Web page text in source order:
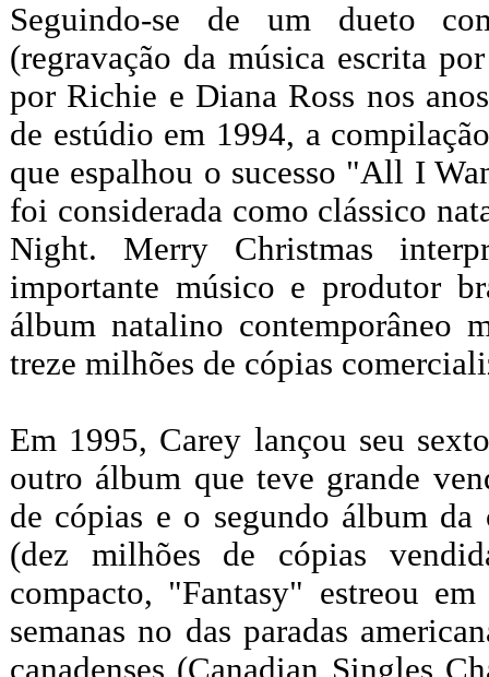
Seguindo-se de um dueto
(regravação da música escrita
por Richie e Diana Ross nos
de estúdio em 1994, a
que espalhou o sucesso "All I
foi considerada como clássico
Night. Merry Christmas
importante músico e produtor
álbum natalino contemporâneo
treze milhões de cópias
Em 1995, Carey lançou seu
outro álbum que teve grande
de cópias e o segundo álbum
(dez milhões de cópias
compacto, "Fantasy" estreou
semanas no das paradas
canadenses (Canadian Singles